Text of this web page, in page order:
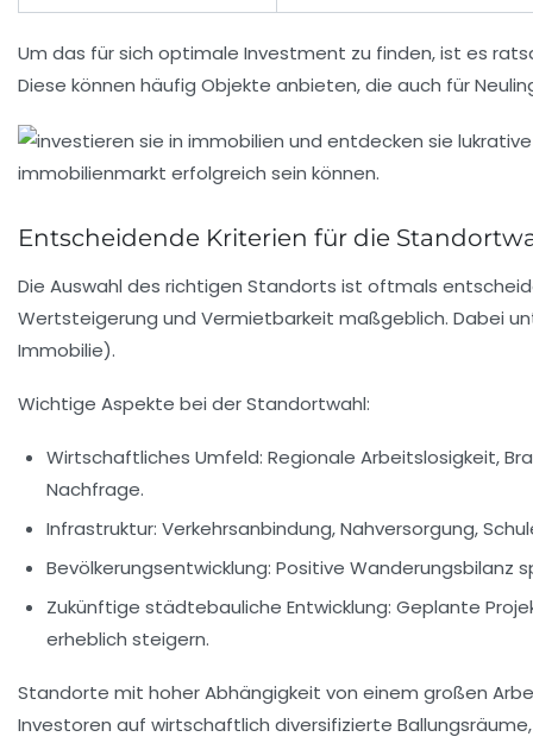
Um das für sich optimale Investment zu finden, ist es
Diese können häufig Objekte anbieten, die auch für
Entscheidende Kriterien für die
Die Auswahl des richtigen Standorts ist oftmals
Wertsteigerung und Vermietbarkeit maßgeblich. Dabei
Immobilie).
Wichtige Aspekte bei der Standortwahl:
Wirtschaftliches Umfeld: Regionale Arbeitslosigkeit,
Nachfrage.
Infrastruktur: Verkehrsanbindung, Nahversorgung,
Bevölkerungsentwicklung: Positive Wanderungsbilanz
Zukünftige städtebauliche Entwicklung: Geplante
erheblich steigern.
Standorte mit hoher Abhängigkeit von einem großen
Investoren auf wirtschaftlich diversifizierte